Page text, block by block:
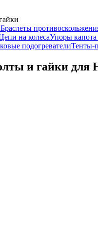
Браслеты
на колесаУпоры капота
подогревателиТенты-
и гайки для